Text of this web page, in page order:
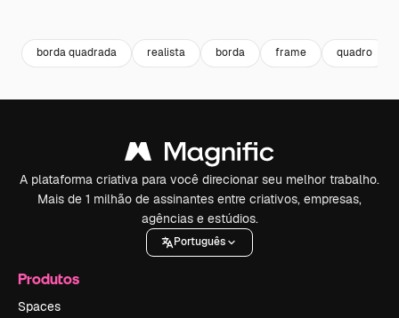
borda quadrada realista borda frame quadro
A plataforma criativa para você direcionar seu melhor trabalho.
Mais de 1 milhão de assinantes entre criativos, empresas,
agências e estúdios.
Português
Produtos
Spaces